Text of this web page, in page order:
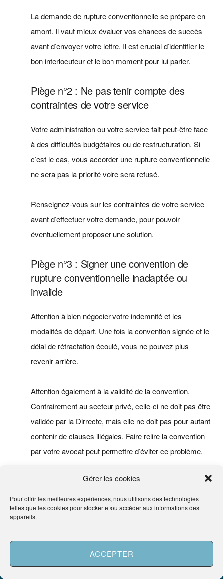
Gérer les cookies
Pour offrir les meilleures expériences, nous utilisons des technologies
telles que les cookies pour stocker et/ou accéder aux informations des
appareils.
ACCEPTER
La demande de rupture conventionnelle se prépare en
amont. Il vaut mieux évaluer vos chances de succès
avant d’envoyer votre lettre. Il est crucial d’identifier le
bon interlocuteur et le bon moment pour lui parler.
Piège n°2 : Ne pas tenir compte des
contraintes de votre service
Votre administration ou votre service fait peut-être face
à des difficultés budgétaires ou de restructuration. Si
c’est le cas, vous accorder une rupture conventionnelle
ne sera pas la priorité voire sera refusé.
Renseignez-vous sur les contraintes de votre service
avant d’effectuer votre demande, pour pouvoir
éventuellement proposer une solution.
Piège n°3 : Signer une convention de
rupture conventionnelle inadaptée ou
invalide
Attention à bien négocier votre indemnité et les
modalités de départ. Une fois la convention signée et le
délai de rétractation écoulé, vous ne pouvez plus
revenir arrière.
Attention également à la validité de la convention.
Contrairement au secteur privé, celle-ci ne doit pas être
validée par la Dirrecte, mais elle ne doit pas pour autant
contenir de clauses illégales. Faire relire la convention
par votre avocat peut permettre d’éviter ce problème.
Faites appel à un avocat spécialiste du droit social pour
vous accompagner dans vos démarches en cliquant
ici.
A propos de l'auteur